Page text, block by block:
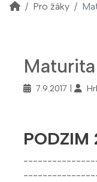
Pro žáky
7.9.2017
PODZIM